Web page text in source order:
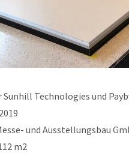
Technologies und
und Ausstellungsbau
m2